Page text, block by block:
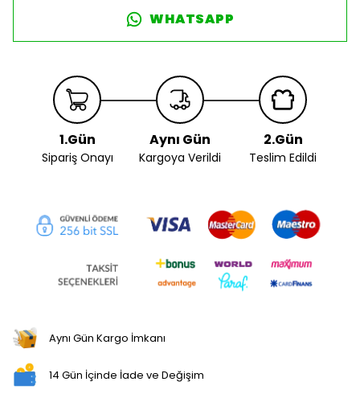
WHATSAPP
1.Gün
Sipariş Onayı
Aynı Gün
Kargoya Verildi
2.Gün
Teslim Edildi
Aynı Gün Kargo İmkanı
14 Gün İçinde İade ve Değişim